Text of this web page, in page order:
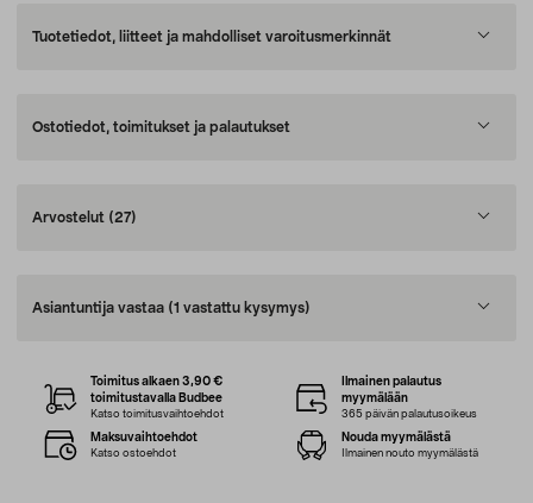
Tuotetiedot, liitteet ja mahdolliset varoitusmerkinnät
Ostotiedot, toimitukset ja palautukset
Arvostelut (27)
Asiantuntija vastaa (1 vastattu kysymys)
Toimitus alkaen 3,90 €
toimitustavalla Budbee
Katso toimitusvaihtoehdot
Ilmainen palautus
myymälään
365 päivän palautusoikeus
Maksuvaihtoehdot
Katso ostoehdot
Nouda myymälästä
Ilmainen nouto myymälästä